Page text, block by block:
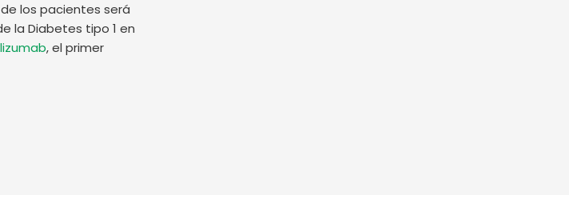
los pacientes será
la Diabetes tipo 1 en
, el primer